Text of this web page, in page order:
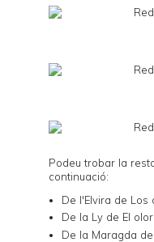
Podeu trobar la
continuació:
De l'Elvira de Los
De la Ly de El
De la Maragda de